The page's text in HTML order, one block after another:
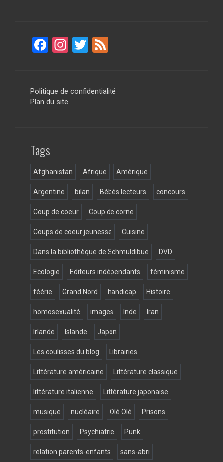
F
b
o
In
gr
T
er
Politique de confidentialité
Plan du site
Tags
Afghanistan Afrique Amérique
Argentine bilan Bébés lecteurs concours
Coup de coeur Coup de corne
Coups de coeur jeunesse Cuisine
Dans la bibliothèque de Schmuldibue DVD
Ecologie Editeurs indépendants féminisme
féérie Grand Nord handicap Histoire
homosexualité images Inde Iran
Irlande Islande Japon
Les coulisses du blog Librairies
Littérature américaine Littérature classique
littérature italienne Littérature japonaise
musique nucléaire Olé Olé Prisons
prostitution Psychiatrie Punk
relation parents-enfants sans-abri